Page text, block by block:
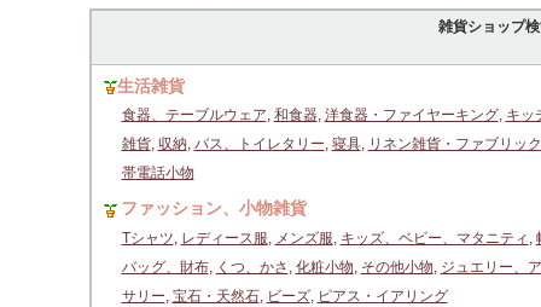
雑貨ショップ
生活雑貨
食器、テーブルウェア, 和食器, 洋食器・ファイヤーキング, キッ
雑貨, 収納, バス、トイレタリー, 寝具, リネン雑貨・ファブリック
帯電話小物
ファッション、小物雑貨
Tシャツ, レディース服, メンズ服, キッズ、ベビー、マタニティ ,
バッグ、財布, くつ、かさ , 化粧小物, その他小物, ジュエリー、
サリー, 宝石・天然石, ビーズ, ピアス・イアリング